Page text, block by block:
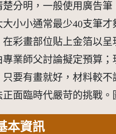
分明，一般使用廣告
小小通常最少40支筆
彩畫部位貼上金箔以
業師父討論擬定預算
要有畫就好，材料較
面臨時代嚴苛的挑戰
本資訊